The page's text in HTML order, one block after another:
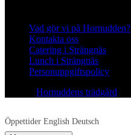
Vad gör vi på Hornudden?
Kontakta oss
Catering i Strängnäs
Lunch i Strängnäs
Personuppgiftspolicy
Hornuddens trädgård
Öppettider English Deutsch